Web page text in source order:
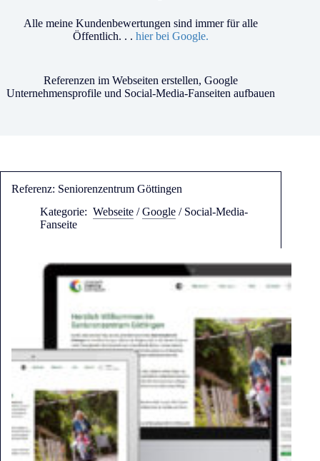
Alle meine Kundenbewertungen sind immer für alle
Öffentlich. . .hier bei Google.
Referenzen im Webseiten erstellen, Google
Unternehmensprofile und Social-Media-Fanseiten aufbauen
Referenz: Seniorenzentrum Göttingen
Kategorie: Webseite /Google / Social-Media-
Fanseite